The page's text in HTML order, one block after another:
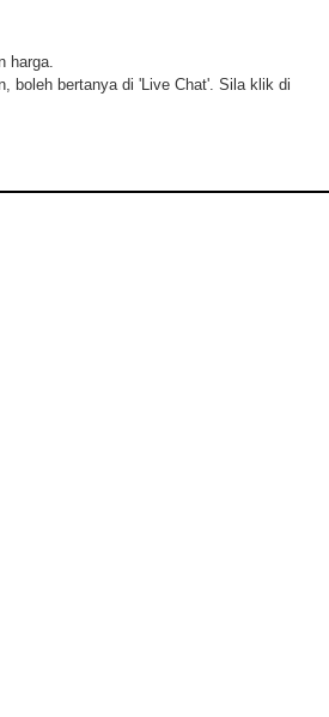
harga.
boleh bertanya di 'Live Chat'. Sila klik di